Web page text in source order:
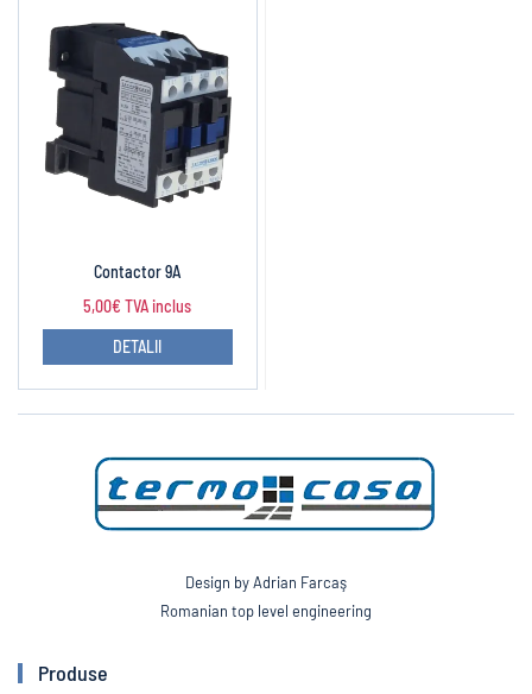
Contactor 9A
5,00€ TVA inclus
DETALII
Design by Adrian Farcaş
Romanian top level engineering
Produse